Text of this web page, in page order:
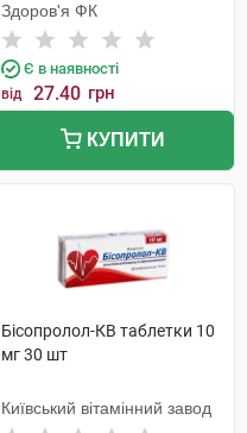
Здоров'я ФК
Є в наявності
від 27.40 грн
КУПИТИ
Бісопролол-КВ таблетки 10
мг 30 шт
Київський вітамінний завод